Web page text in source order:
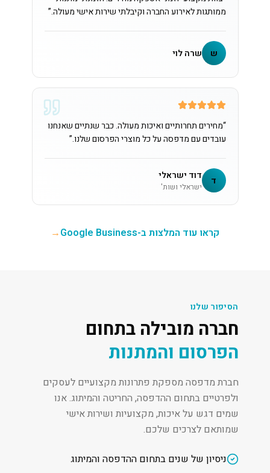
ממותגות לאירוע החברה וקיבלתי שירות אישי מעולה.”
ש שרה לוי
“מחירים תחרותיים ואיכות מעולה. כבר שנתיים שאנחנו
עובדים עם מדפסה על כל מוצרי הפרסום שלנו.”
ד דוד ישראלי
ישראלי ושות'
קראו עוד המלצות ב-Google Business →
הסיפור שלנו
חברה מובילה בתחום
הפרסום והמתנות
חברת מדפסה מספקת פתרונות מקצועיים לעסקים
ולפרטיים בתחום ההדפסה, החריטה והמיתוג. אנו
שמים דגש על איכות, מקצועיות ושירות אישי
שמותאם לצרכים שלכם.
ניסיון של שנים בתחום ההדפסה והמיתוג